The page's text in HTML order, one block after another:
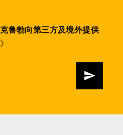
克鲁勃向第三方及境外提供
》
发送